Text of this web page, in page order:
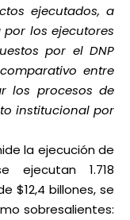
ejecutados, a
los ejecutores
por el DNP
entre
los procesos de
institucional por
la ejecución de
ejecutan 1.718
$12,4 billones, se
sobresalientes: